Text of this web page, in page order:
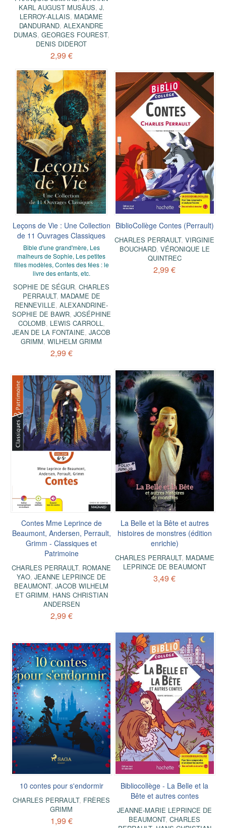
KARL AUGUST MUSÄUS, J.
LERROY-ALLAIS, MADAME
DANDURAND,ALEXANDRE
DUMAS, GEORGES FOUREST,
DENIS DIDEROT
2,99 €
Leçons de Vie : Une Collection
de 11 Ouvrages Classiques
Bible d'une grand'mère, Les
malheurs de Sophie, Les petites
filles modèles, Contes des fées : le
livre des enfants, etc.
SOPHIE DE SÉGUR,CHARLES
PERRAULT, MADAME DE
RENNEVILLE,ALEXANDRINE-
SOPHIE DE BAWR, JOSÉPHINE
COLOMB, LEWIS CARROLL,
JEAN DE LA FONTAINE,JACOB
GRIMM,WILHELM GRIMM
2,99 €
BiblioCollège Contes (Perrault)
CHARLES PERRAULT,VIRGINIE
BOUCHARD, VÉRONIQUE LE
QUINTREC
2,99 €
Contes Mme Leprince de
Beaumont, Andersen, Perrault,
Grimm - Classiques et
Patrimoine
CHARLES PERRAULT, ROMANE
YAO,JEANNE LEPRINCE DE
BEAUMONT,JACOB WILHELM
ET GRIMM, HANS CHRISTIAN
ANDERSEN
2,99 €
La Belle et la Bête et autres
histoires de monstres (édition
enrichie)
CHARLES PERRAULT, MADAME
LEPRINCE DE BEAUMONT
3,49 €
10 contes pour s'endormir
CHARLES PERRAULT, FRÈRES
GRIMM
1,99 €
Bibliocollège - La Belle et la
Bête et autres contes
JEANNE-MARIE LEPRINCE DE
BEAUMONT,CHARLES